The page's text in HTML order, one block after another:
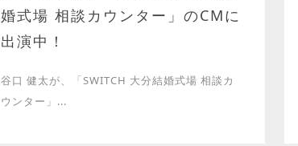
婚式場 相談カウンター」のCMに
出演中！
谷口 健太が、「SWITCH 大分結婚式場 相談カ
ウンター」...